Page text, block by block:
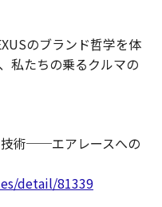
のブランド哲学を体
私たちの乗るクルマの
技術──エアレースへの
detail/81339